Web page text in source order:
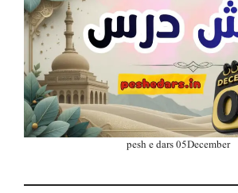
pesh e dars 05December